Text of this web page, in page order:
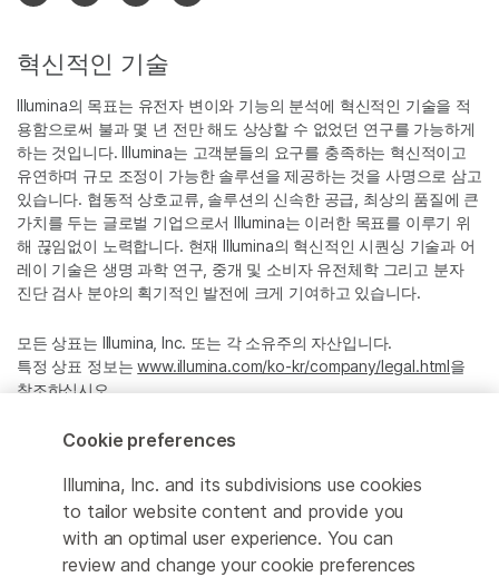
혁신적인 기술
Illumina의 목표는 유전자 변이와 기능의 분석에 혁신적인 기술을 적
용함으로써 불과 몇 년 전만 해도 상상할 수 없었던 연구를 가능하게
하는 것입니다. Illumina는 고객분들의 요구를 충족하는 혁신적이고
유연하며 규모 조정이 가능한 솔루션을 제공하는 것을 사명으로 삼고
있습니다. 협동적 상호교류, 솔루션의 신속한 공급, 최상의 품질에 큰
가치를 두는 글로벌 기업으로서 Illumina는 이러한 목표를 이루기 위
해 끊임없이 노력합니다. 현재 Illumina의 혁신적인 시퀀싱 기술과 어
레이 기술은 생명 과학 연구, 중개 및 소비자 유전체학 그리고 분자
진단 검사 분야의 획기적인 발전에 크게 기여하고 있습니다.
모든 상표는 Illumina, Inc. 또는 각 소유주의 자산입니다.
특정 상표 정보는www.illumina.com/ko-kr/company/legal.html을
참조하십시오.
Privacy Policy
Cookie preferences
Illumina, Inc. and its subdivisions use cookies
to tailor website content and provide you
with an optimal user experience. You can
review and change your cookie preferences